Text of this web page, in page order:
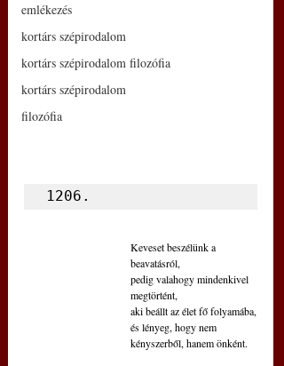
emlékezés
kortárs szépirodalom
kortárs szépirodalom filozófia
kortárs szépirodalom
filozófia
1206.
Keveset beszélünk a
beavatásról,
pedig valahogy mindenkivel
megtörtént,
aki beállt az élet fő folyamába,
és lényeg, hogy nem
kényszerből, hanem önként.